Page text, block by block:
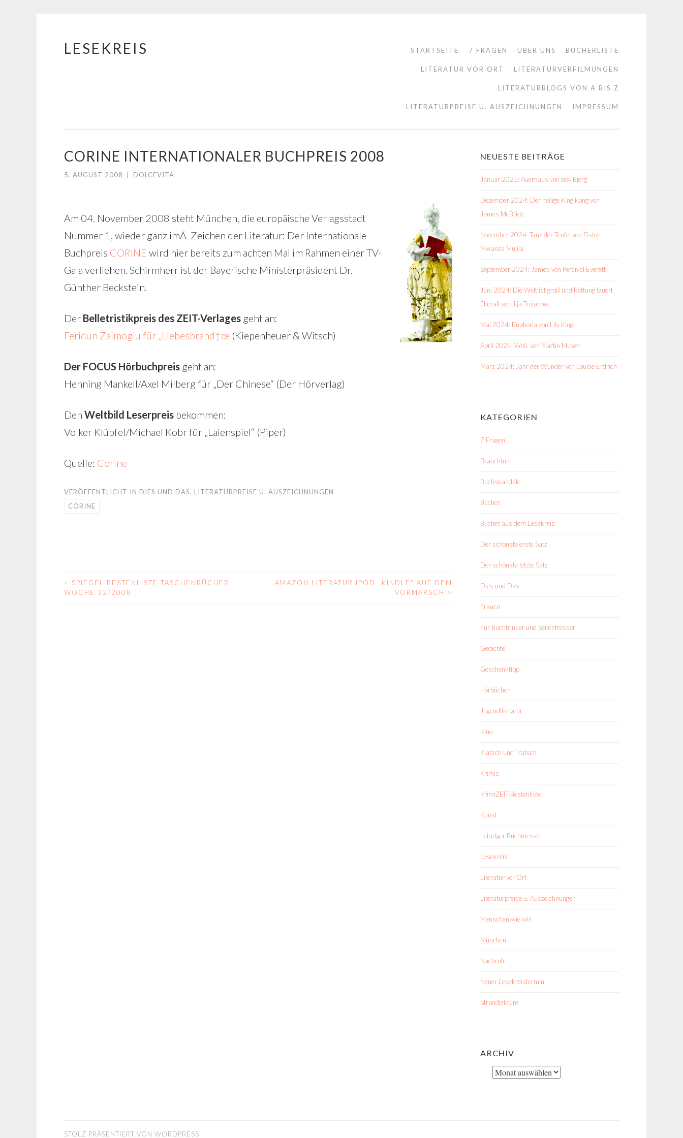
Springe
LESEKREIS STARTSEITE 7 FRAGEN ÜBER UNS BÜCHERLISTE
LITERATUR VOR ORT LITERATURVERFILMUNGEN
LITERATURBLOGS VON A BIS Z
LITERATURPREISE U. AUSZEICHNUNGEN IMPRESSUM
CORINE INTERNATIONALER BUCHPREIS 2008
5. AUGUST 2008 DOLCEVITA
Am 04. November 2008 steht München, die europäische Verlagsstadt
Nummer 1, wieder ganz imÂ Zeichen der Literatur: Der Internationale
Buchpreis CORINE wird hier bereits zum achten Mal im Rahmen einer TV-
Gala verliehen. Schirmherr ist der Bayerische Ministerpräsident Dr.
Günther Beckstein.
Der Belletristikpreis des ZEIT-Verlages geht an:
Feridun Zaimoglu für „Liebesbrand†œ (Kiepenheuer & Witsch)
Der FOCUS Hörbuchpreis geht an:
Henning Mankell/Axel Milberg für „Der Chinese“ (Der Hörverlag)
Den Weltbild Leserpreis bekommen:
Volker Klüpfel/Michael Kobr für „Laienspiel“ (Piper)
Quelle: Corine
VERÖFFENTLICHT IN DIES UND DAS, LITERATURPREISE U. AUSZEICHNUNGEN
CORINE
BEITRAGS-
<
SPIEGEL-BESTENLISTE TASCHENBÜCHER
WOCHE 32/2008
AMAZON LITERATUR IPOD „KINDLE“ AUF DEM
VORMARSCH >
NEUESTE BEITRÄGE
Januar 2025: Auerhaus von Bov Bjerg
Dezember 2024: Der heilige King Kong von
James McBride
November 2024: Tanz der Teufel von Fiston
Mwanza Mujila
September 2024: James von Percival Everett
Juni 2024: Die Welt ist groß und Rettung lauert
überall von Ilija Trojanow
Mai 2024: Euphoria von Lily King
April 2024: Weil. von Martin Muser
März 2024: Jahr der Wunder von Louise Erdrich
KATEGORIEN
7 Fragen
Brauchtum
Buchskandale
Bücher
Bücher aus dem Lesekreis
Der schönste erste Satz
Der schönste letzte Satz
Dies und Das
Frauen
Für Buchtrinker und Seitenfresser
Gedichte
Geschenktipp
Hörbücher
Jugendliteratur
Kino
Klatsch und Tratsch
Krimis
KrimiZEIT-Bestenliste
Kunst
Leipziger Buchmesse
Lesekreis
Literatur vor Ort
Literaturpreise u. Auszeichnungen
Menschen wie wir
München
Nachrufe
Neuer Lesekreistermin
Strandlektüre
ARCHIV
Archiv
STOLZ PRÄSENTIERT VON WORDPRESS